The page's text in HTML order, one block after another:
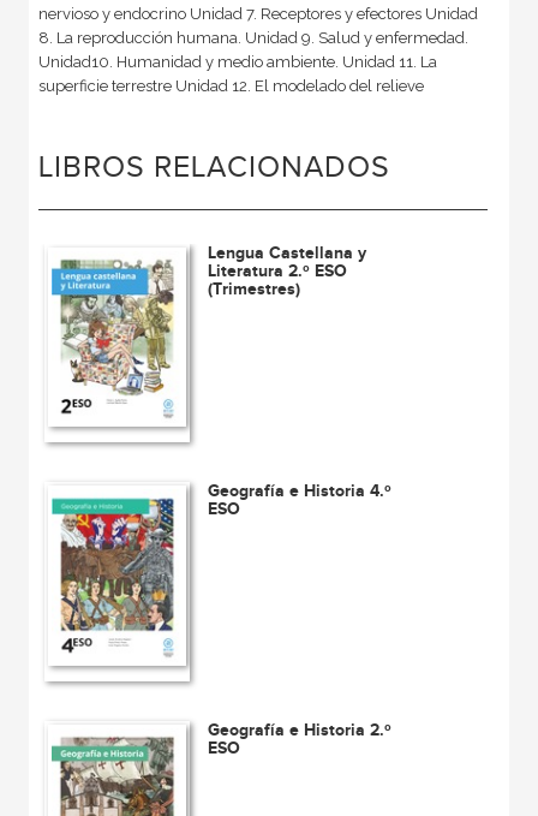
nervioso y endocrino Unidad 7. Receptores y efectores Unidad
8. La reproducción humana. Unidad 9. Salud y enfermedad.
Unidad10. Humanidad y medio ambiente. Unidad 11. La
superficie terrestre Unidad 12. El modelado del relieve
LIBROS RELACIONADOS
Lengua Castellana y
Literatura 2.º ESO
(Trimestres)
Geografía e Historia 4.º
ESO
Geografía e Historia 2.º
ESO